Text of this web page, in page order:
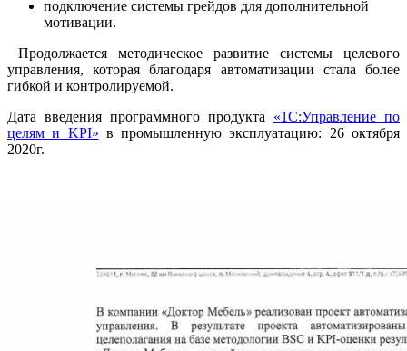
подключение системы грейдов для дополнительной
мотивации.
Продолжается методическое развитие системы целевого
управления, которая благодаря автоматизации стала более
гибкой и контролируемой.
Дата введения программного продукта «1С:Управление по
целям и KPI» в промышленную эксплуатацию: 26 октября
2020г.